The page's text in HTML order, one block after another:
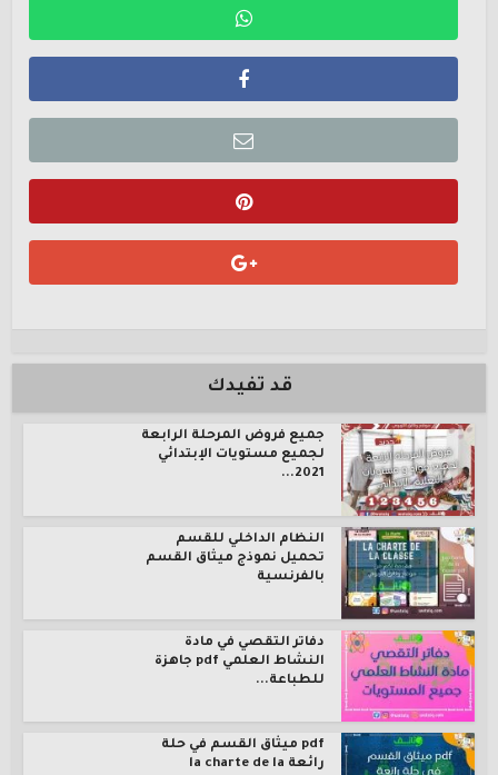
قد تفيدك
جميع فروض المرحلة الرابعة
لجميع مستويات الإبتدائي
2021...
النظام الداخلي للقسم
تحميل نموذج ميثاق القسم
بالفرنسية
دفاتر التقصي في مادة
النشاط العلمي pdf جاهزة
للطباعة...
pdf ميثاق القسم في حلة
رائعة la charte de la